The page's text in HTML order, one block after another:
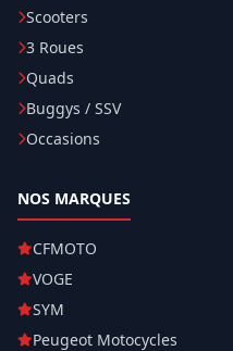
Scooters
3 Roues
Quads
Buggys / SSV
Occasions
NOS MARQUES
CFMOTO
VOGE
SYM
Peugeot Motocycles